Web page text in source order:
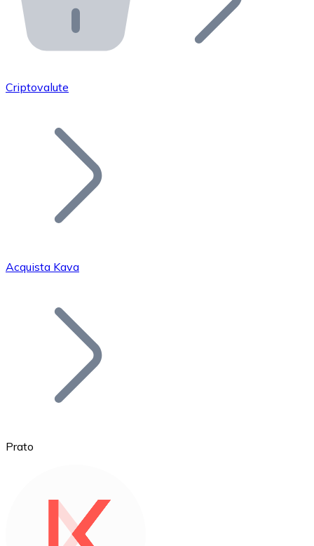
API Bitnovo
Integra la nostra API nel tuo ecosistema.
Unisciti alla nostra rete di rivenditori e
Aggiungi il token del tuo progetto al nostro servizio di
Bitcoin
Ethereum
Criptovalute
Acquista Kava
Prato